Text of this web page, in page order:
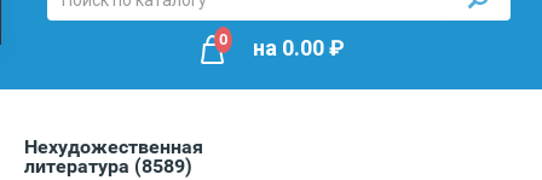
0 на 0.00₽
Нехудожественная
литература (8589)